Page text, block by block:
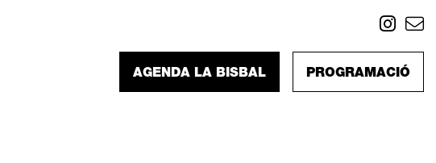
Link
PROGRAMACIÓ
AGENDA LA BISBAL